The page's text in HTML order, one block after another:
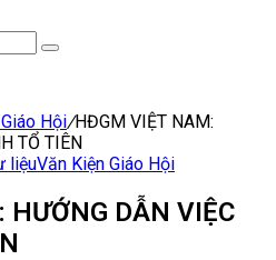
Tìm
Hội/HĐGM VIỆT NAM:
TỔ TIÊN
liệuVăn Kiện Giáo Hội
DẪN VIỆC